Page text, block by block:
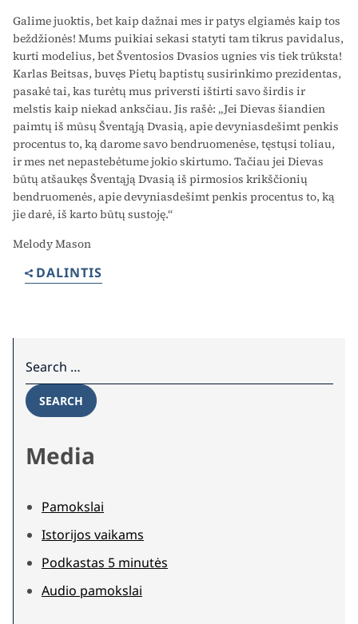
Galime juoktis, bet kaip dažnai mes ir patys elgiamės kaip tos
beždžionės! Mums puikiai sekasi statyti tam tikrus pavidalus,
kurti modelius, bet Šventosios Dvasios ugnies vis tiek trūksta!
Karlas Beitsas, buvęs Pietų baptistų susirinkimo prezidentas,
pasakė tai, kas turėtų mus priversti ištirti savo širdis ir
melstis kaip niekad anksčiau. Jis rašė: „Jei Dievas šiandien
paimtų iš mūsų Šventąją Dvasią, apie devyniasdešimt penkis
procentus to, ką darome savo bendruomenėse, tęstųsi toliau,
ir mes net nepastebėtume jokio skirtumo. Tačiau jei Dievas
būtų atšaukęs Šventąją Dvasią iš pirmosios krikščionių
bendruomenės, apie devyniasdešimt penkis procentus to, ką
jie darė, iš karto būtų sustoję.“
Melody Mason
DALINTIS
Search for:
SEARCH
Media
Pamokslai
Istorijos vaikams
Podkastas 5 minutės
Audio pamokslai